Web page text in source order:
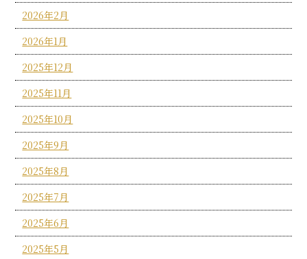
2026年2月
2026年1月
2025年12月
2025年11月
2025年10月
2025年9月
2025年8月
2025年7月
2025年6月
2025年5月